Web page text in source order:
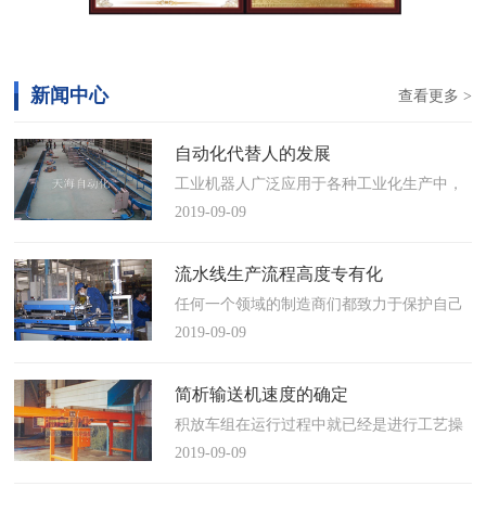
查看更多 >
新闻中心
自动化代替人的发展
工业机器人广泛应用于各种工业化生产中，
慢慢取代工人，做着高强度、重复性、有职
人联合会(IFR)预测，2014年中国将成为全球
最大的工业机器人市场，将占全球总销量
17%。业内把2014年称为“中国工业机器人元
2019-09-09
流水线生产流程高度专有化
任何一个领域的制造商们都致力于保护自己
的自动化流水线生产流程不被外人知晓，即
大多数流程都带有某种专有的性质，并且混
合了不同的方法、技术和操作方式，而这最
终将影响一个制造商进行有效竞争的能力。
2019-09-09
简析输送机速度的确定
积放车组在运行过程中就已经是进行工艺操
作的区段，运行速度是由积放小车组的运行
2019-09-09